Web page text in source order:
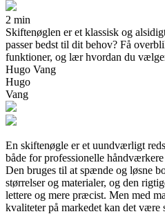
2 min
Skiftenøglen er et klassisk og
passer bedst til dit behov? Få
funktioner, og lær hvordan du
Hugo Vang
Hugo
Vang
En skiftenøgle er et uundværligt
både for professionelle
Den bruges til at spænde og løsne
størrelser og materialer, og den
lettere og mere præcist. Men med
kvaliteter på markedet kan det